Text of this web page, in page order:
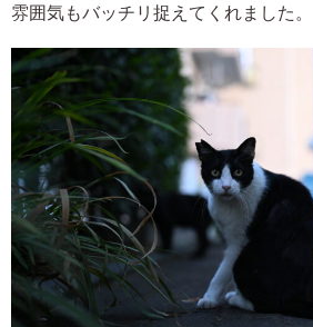
雰囲気もバッチリ捉えてくれました。